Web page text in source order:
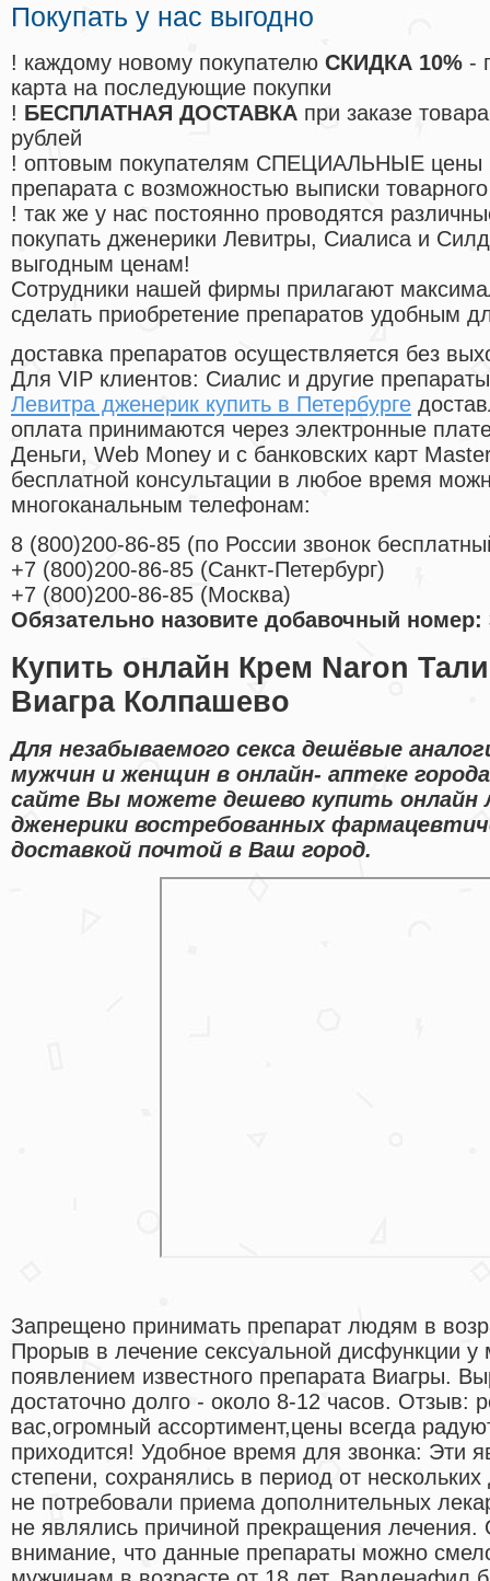
Покупать у нас выгодно
! каждому новому покупателю СКИДКА 10% -
карта на последующие покупки
! БЕСПЛАТНАЯ ДОСТАВКА при заказе
рублей
! оптовым покупателям СПЕЦИАЛЬНЫЕ цены
препарата с возможностью выписки
! так же у нас постоянно проводятся
покупать дженерики Левитры, Сиалиса и
выгодным ценам!
Cотрудники нашей фирмы прилагают
сделать приобретение препаратов удобным
доставка препаратов осуществляется без
Для VIP клиентов: Сиалис и другие
Левитра дженерик купить в Петербурге
оплата принимаются через электронные
Деньги, Web Money и с банковских карт
бесплатной консультации в любое время
многоканальным телефонам:
8 (800)200-86-85 (по России звонок
+7 (800)200-86-85 (Санкт-Петербург)
+7 (800)200-86-85 (Москва)
Обязательно назовите добавочный номер:
Купить онлайн Крем Naron
Виагра Колпашево
Для незабываемого секса дешёвые
мужчин и женщин в онлайн- аптеке
сайте Вы можете дешево купить онлайн
дженерики востребованных
доставкой почтой в Ваш город.
Запрещено принимать препарат людям в
Прорыв в лечение сексуальной дисфункции
появлением известного препарата Виагры.
достаточно долго - около 8-12 часов. Отзыв:
вас,огромный ассортимент,цены всегда
приходится! Удобное время для звонка: Эти
степени, сохранялись в период от
не потребовали приема дополнительных
не являлись причиной прекращения лечения.
внимание, что данные препараты можно